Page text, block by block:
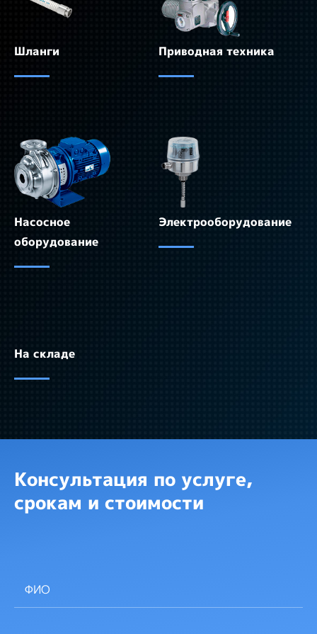
Шланги Приводная техника
Насосное
оборудование
Электрооборудование
На складе
Консультация по услуге,
срокам и стоимости